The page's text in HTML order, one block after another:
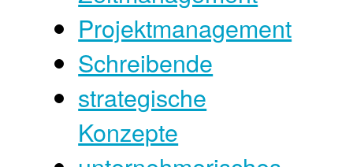
Projektmanagement
Schreibende
strategische
Konzepte